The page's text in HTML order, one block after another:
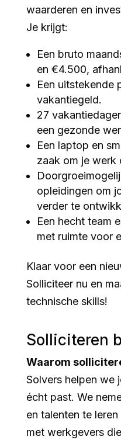
waarderen en
Je krijgt:
Een bruto
en €4.500,
Een uitstekende
vakantiegeld.
27
een gezonde
Een laptop en
zaak om je werk
opleidingen om
verder te
Een hecht team
met ruimte voor
Klaar voor een
Solliciteer nu en
technische skills!
Solliciteren
Waarom
Solvers helpen we
écht past. We
en talenten te
met werkgevers